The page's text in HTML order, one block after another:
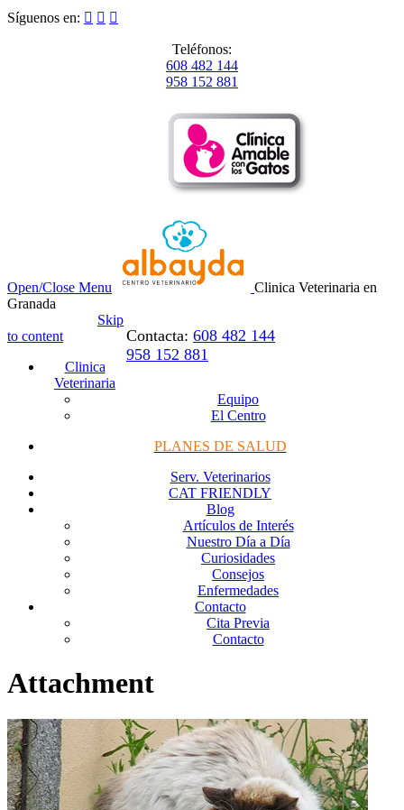
Síguenos en:   
Teléfonos:
608 482 144
958 152 881
Open/Close Menu
Clinica Veterinaria en
Granada
Contacta: 608 482 144
958 152 881
Skip
to content
Clinica
Veterinaria
Equipo
El Centro
PLANES DE SALUD
Serv. Veterinarios
CAT FRIENDLY
Blog
Artículos de Interés
Nuestro Día a Día
Curiosidades
Consejos
Enfermedades
Contacto
Cita Previa
Contacto
Attachment